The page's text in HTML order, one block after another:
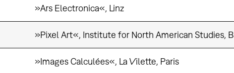
»Ars Electronica«, Linz
»Pixel Art«, Institute for North American Studies,
»Images Calculées«, La Vilette, Paris